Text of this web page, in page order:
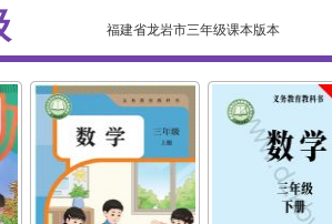
福建省龙岩市三年级课本版本